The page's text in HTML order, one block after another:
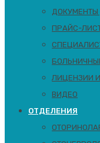
ДОКУМЕНТЫ
ПРАЙС-
ЛИЦЕНЗИИ
ВИДЕО
ОТДЕЛЕНИЯ